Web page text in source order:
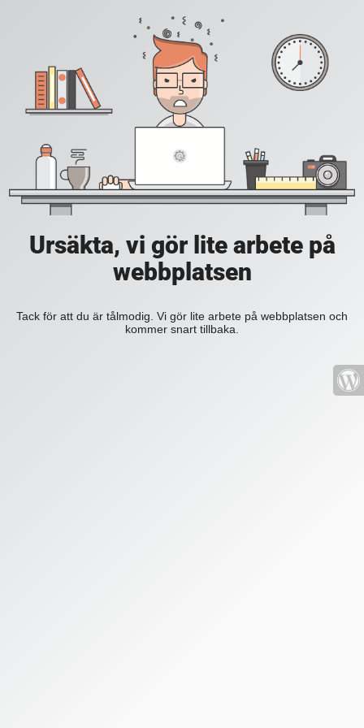
Ursäkta, vi gör lite arbete på
webbplatsen
Tack för att du är tålmodig. Vi gör lite arbete på webbplatsen och
kommer snart tillbaka.